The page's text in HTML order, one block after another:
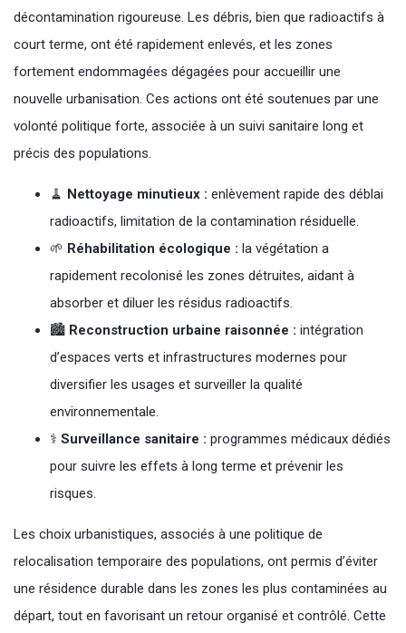
décontamination rigoureuse. Les débris, bien que radioactifs à
court terme, ont été rapidement enlevés, et les zones
fortement endommagées dégagées pour accueillir une
nouvelle urbanisation. Ces actions ont été soutenues par une
volonté politique forte, associée à un suivi sanitaire long et
précis des populations.
🧹 Nettoyage minutieux : enlèvement rapide des déblai
radioactifs, limitation de la contamination résiduelle.
🌱 Réhabilitation écologique : la végétation a
rapidement recolonisé les zones détruites, aidant à
absorber et diluer les résidus radioactifs.
🏙️ Reconstruction urbaine raisonnée : intégration
d’espaces verts et infrastructures modernes pour
diversifier les usages et surveiller la qualité
environnementale.
⚕️ Surveillance sanitaire : programmes médicaux dédiés
pour suivre les effets à long terme et prévenir les
risques.
Les choix urbanistiques, associés à une politique de
relocalisation temporaire des populations, ont permis d’éviter
une résidence durable dans les zones les plus contaminées au
départ, tout en favorisant un retour organisé et contrôlé. Cette